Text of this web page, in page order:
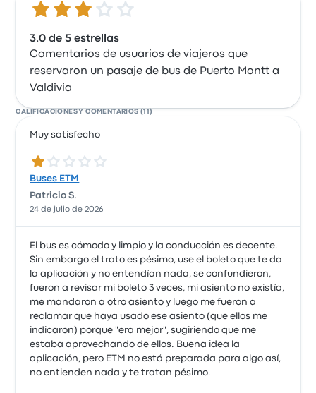
3.0 de 5 estrellas
3.0 de 5 estrellas
Comentarios de usuarios de viajeros que
reservaron un pasaje de bus de Puerto Montt a
Valdivia
CALIFICACIONES Y COMENTARIOS (11)
Muy satisfecho
1.0 de 5 estrellas
Buses ETM
Patricio S.
24 de julio de 2026
El bus es cómodo y limpio y la conducción es decente.
Sin embargo el trato es pésimo, use el boleto que te da
la aplicación y no entendían nada, se confundieron,
fueron a revisar mi boleto 3 veces, mi asiento no existía,
me mandaron a otro asiento y luego me fueron a
reclamar que haya usado ese asiento (que ellos me
indicaron) porque "era mejor", sugiriendo que me
estaba aprovechando de ellos. Buena idea la
aplicación, pero ETM no está preparada para algo así,
no entienden nada y te tratan pésimo.